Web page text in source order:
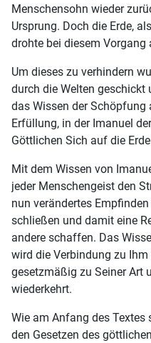
Menschensohn wieder
Ursprung. Doch die Erde,
drohte bei diesem Vorgang
Um dieses zu verhindern
durch die Welten geschickt
das Wissen der
Erfüllung, in der Imanuel
Göttlichen Sich auf die
Mit dem Wissen von
jeder Menschengeist den
nun verändertes
schließen und damit eine
andere schaffen. Das
wird die Verbindung zu
gesetzmäßig zu Seiner Art
wiederkehrt.
Wie am Anfang des Textes
den Gesetzen des